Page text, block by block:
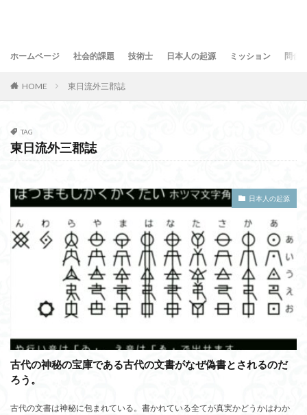
ホームページ 社会的課題 技術士 日本人の起源 ミッション 問合
HOME 東日流外三郡誌
TAG
東日流外三郡誌
日本人の起源
古代の神秘の宝庫である古代の文書がなぜ偽書とされるのだ
ろう。
古代の文書は神秘に包まれている。書かれている全てが真実かどうかはわか